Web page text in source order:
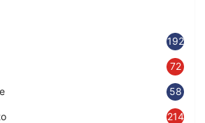
192
72
58
214